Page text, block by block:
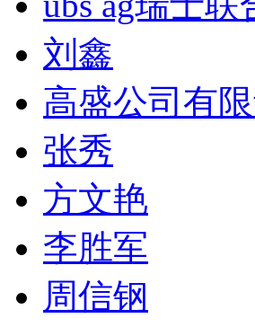
刘鑫
高盛公司有
张秀
方文艳
李胜军
周信钢